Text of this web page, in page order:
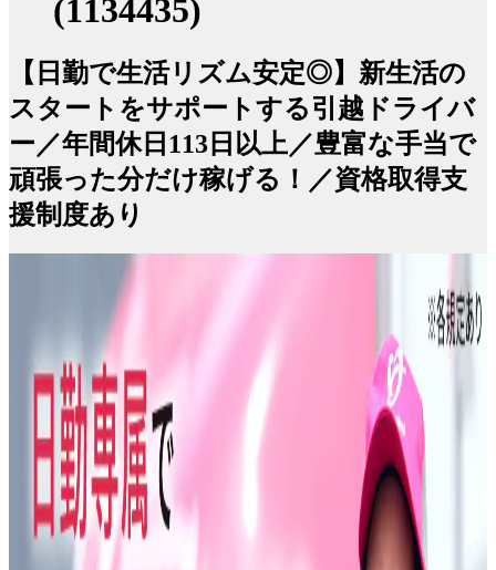
(1134435)
【日勤で生活リズム安定◎】新生活の
スタートをサポートする引越ドライバ
ー／年間休日113日以上／豊富な手当で
頑張った分だけ稼げる！／資格取得支
援制度あり